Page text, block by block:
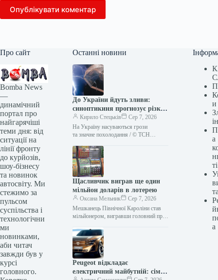
Опублікувати коментар
Про сайт
Bomba News
—
динамічний
портал про
найгарячіші
теми дня: від
ситуації на
лінії фронту
до курйозів,
шоу-бізнесу
та новинок
автосвіту. Ми
стежимо за
пульсом
суспільства і
технологічни
ми
новинками,
аби читач
завжди був у
курсі
головного.
Останні новини
До України йдуть зливи:
синоптикиня прогнозує різке
похолодання
Кирило Стецьків
Сер 7, 2026
На Україну насуваються грози
та значне похолодання / © ТСН
кардинально зміниться: виснажливу
спеку замінить комфортна
прохолода…
Щасливчик виграв ще один
мільйон доларів в лотерею
Оксана Мельник
Сер 7, 2026
Мешканець Північної Кароліни став
мільйонером, вигравши головний приз
всього за два місяці після…
Peugeot відкладає
електричний майбутній: сім
и
а
ті
а